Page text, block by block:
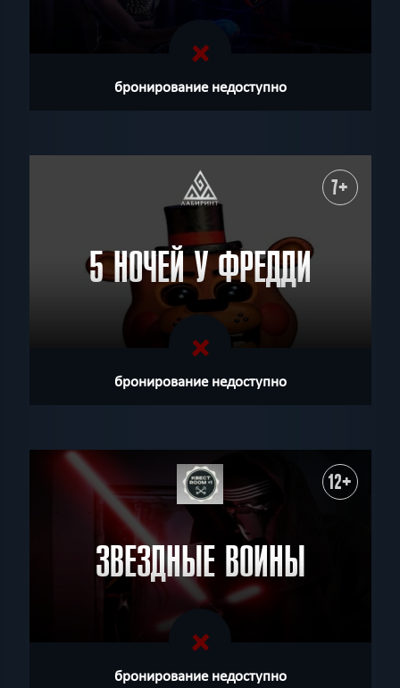
бронирование недоступно
7+
5 НОЧЕЙ У ФРЕДДИ
бронирование недоступно
12+
ЗВЕЗДНЫЕ ВОИНЫ
бронирование недоступно